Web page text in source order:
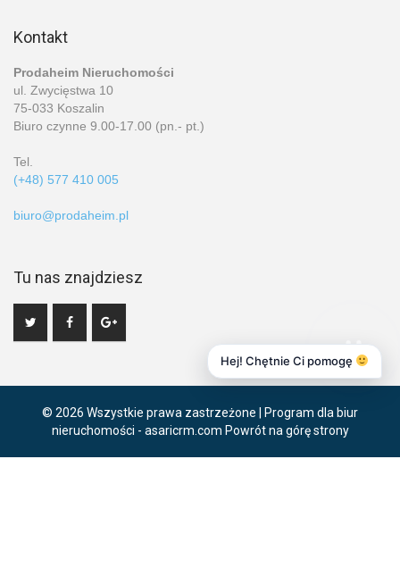
Kontakt
Prodaheim Nieruchomości
ul. Zwycięstwa 10
75-033 Koszalin
Biuro czynne 9.00-17.00 (pn.- pt.)
Tel.
(+48) 577 410 005
biuro@prodaheim.pl
Tu nas znajdziesz
© 2026 Wszystkie prawa zastrzeżone | Program dla biur
nieruchomości - asaricrm.com Powrót na górę strony
Hej! Chętnie Ci pomogę